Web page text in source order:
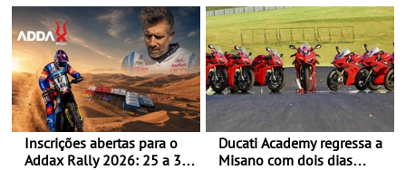
moto elétrica
de agosto
Inscrições abertas para o
Addax Rally 2026: 25 a 30
Ducati Academy regressa a
Misano com dois dias